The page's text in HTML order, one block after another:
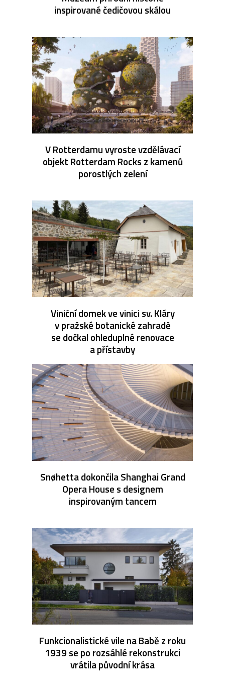
inspirované čedičovou skálou
V Rotterdamu vyroste vzdělávací
objekt Rotterdam Rocks z kamenů
porostlých zelení
Viniční domek ve vinici sv. Kláry
v pražské botanické zahradě
se dočkal ohleduplné renovace
a přístavby
Snøhetta dokončila Shanghai Grand
Opera House s designem
inspirovaným tancem
Funkcionalistické vile na Babě z roku
1939 se po rozsáhlé rekonstrukci
vrátila původní krása